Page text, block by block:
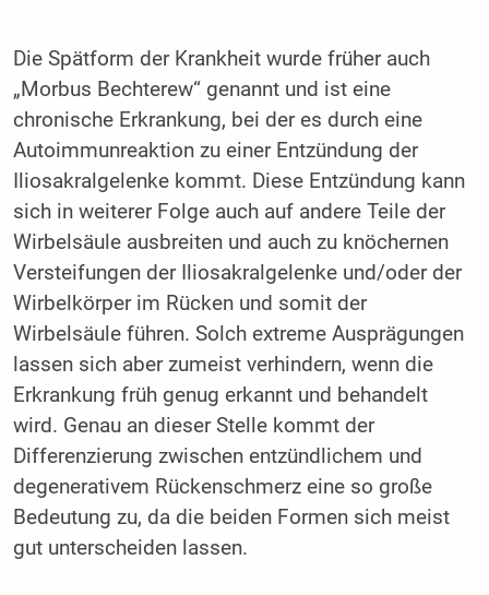
Die Spätform der Krankheit wurde früher auch
„Morbus Bechterew“ genannt und ist eine
chronische Erkrankung, bei der es durch eine
Autoimmunreaktion zu einer Entzündung der
Iliosakralgelenke kommt. Diese Entzündung kann
sich in weiterer Folge auch auf andere Teile der
Wirbelsäule ausbreiten und auch zu knöchernen
Versteif­ungen der Iliosakralgelenke und/oder der
Wirbel­körper im Rücken und somit der
Wirbelsäule führen. Solch extreme Ausprägungen
lassen sich aber zumeist verhindern, wenn die
Erkrankung früh genug erkannt und behandelt
wird. Genau an dieser Stelle kommt der
Differenzierung zwischen entzündlichem und
degenerativem Rückenschmerz eine so große
Bedeutung zu, da die beiden Formen sich meist
gut unterscheiden lassen.